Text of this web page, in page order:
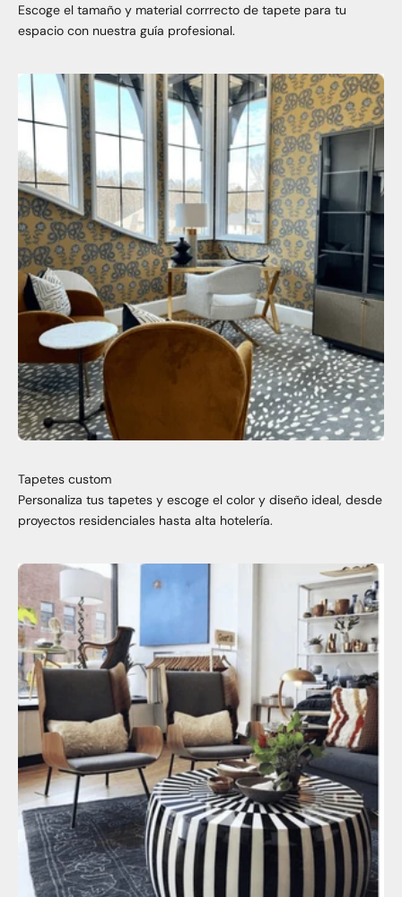
Escoge el tamaño y material corrrecto de tapete para tu
espacio con nuestra guía profesional.
Tapetes custom
Personaliza tus tapetes y escoge el color y diseño ideal, desde
proyectos residenciales hasta alta hotelería.